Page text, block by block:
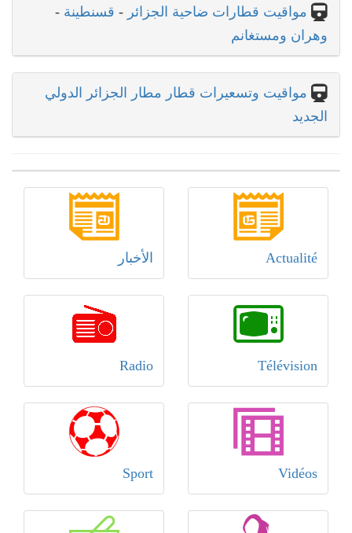
مواقيت قطارات ضاحية الجزائر - قسنطينة -
وهران ومستغانم
مواقيت وتسعيرات قطار مطار الجزائر الدولي
الجديد
Actualité الأخبار
Télévision
Radio
Vidéos
Sport